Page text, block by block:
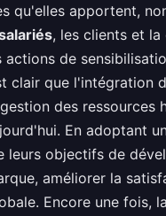
qu'elles apportent,
, les clients et
de
clair que l'intégration
des ressources
En adoptant
leurs objectifs de
améliorer la
Encore une fois,